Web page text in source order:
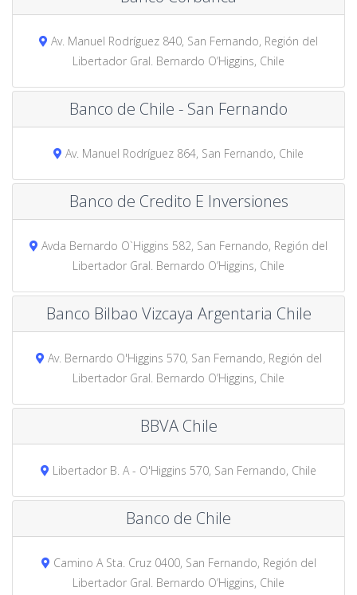
Av. Manuel Rodríguez 840, San Fernando, Región del
Libertador Gral. Bernardo O’Higgins, Chile
Banco de Chile - San Fernando
Av. Manuel Rodríguez 864, San Fernando, Chile
Banco de Credito E Inversiones
Avda Bernardo O`Higgins 582, San Fernando, Región del
Libertador Gral. Bernardo O’Higgins, Chile
Banco Bilbao Vizcaya Argentaria Chile
Av. Bernardo O'Higgins 570, San Fernando, Región del
Libertador Gral. Bernardo O’Higgins, Chile
BBVA Chile
Libertador B. A - O'Higgins 570, San Fernando, Chile
Banco de Chile
Camino A Sta. Cruz 0400, San Fernando, Región del
Libertador Gral. Bernardo O’Higgins, Chile